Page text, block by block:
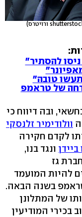
להסתיר"
טובה"
של טראמפ
ובה דיווח כי
וולודימיר זלנסקי
לקדם חקירה
ביידן ונגד בנו,
גז
להיות המועמד
בשנה הבאה.
של המתלונן
בכירי המודיעין